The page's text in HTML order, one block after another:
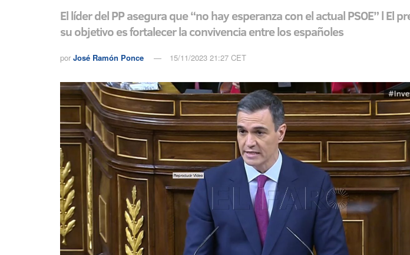
El líder del PP asegura que “no hay esperanza con el actual PSOE” l
su objetivo es fortalecer la convivencia entre los españoles
por José Ramón Ponce 15/11/2023 21:27 CET